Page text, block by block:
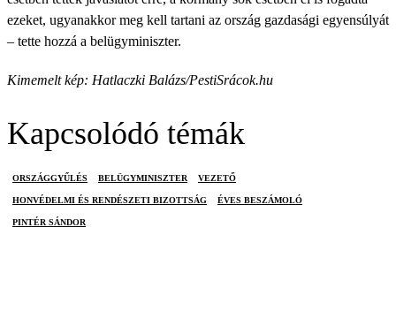
ezeket, ugyanakkor meg kell tartani az ország gazdasági egyensúlyát
– tette hozzá a belügyminiszter.
Kimemelt kép: Hatlaczki Balázs/PestiSrácok.hu
Kapcsolódó témák
ORSZÁGGYŰLÉS BELÜGYMINISZTER VEZETŐ
HONVÉDELMI ÉS RENDÉSZETI BIZOTTSÁG ÉVES BESZÁMOLÓ
PINTÉR SÁNDOR